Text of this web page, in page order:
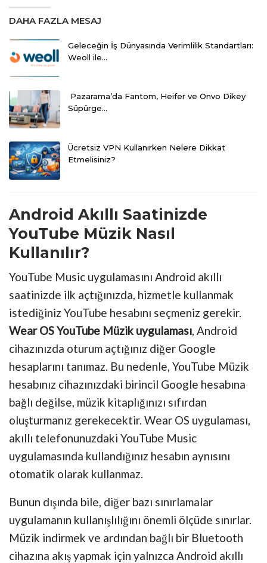
DAHA FAZLA MESAJ
Geleceğin İş Dünyasında Verimlilik Standartları:
Weoll ile…
Pazarama’da Fantom, Heifer ve Onvo Dikey
Süpürge…
Ücretsiz VPN Kullanırken Nelere Dikkat
Etmelisiniz?
Android Akıllı Saatinizde
YouTube Müzik Nasıl
Kullanılır?
YouTube Music uygulamasını Android akıllı
saatinizde ilk açtığınızda, hizmetle kullanmak
istediğiniz YouTube hesabını seçmeniz gerekir.
Wear OS YouTube Müzik uygulaması , Android
cihazınızda oturum açtığınız diğer Google
hesaplarını tanımaz. Bu nedenle, YouTube Müzik
hesabınız cihazınızdaki birincil Google hesabına
bağlı değilse, müzik kitaplığınızı sıfırdan
oluşturmanız gerekecektir. Wear OS uygulaması,
akıllı telefonunuzdaki YouTube Music
uygulamasında kullandığınız hesabın aynısını
otomatik olarak kullanmaz.
Bunun dışında bile, diğer bazı sınırlamalar
uygulamanın kullanışlılığını önemli ölçüde sınırlar.
Müzik indirmek ve ardından bağlı bir Bluetooth
cihazına akış yapmak için yalnızca Android akıllı